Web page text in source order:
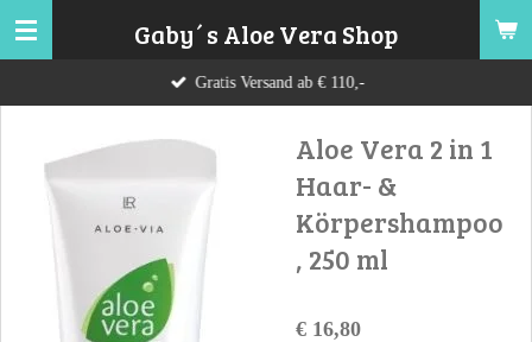
Zum
Gaby´s Aloe Vera Shop
Gratis Versand ab € 110,-
Aloe Vera 2 in 1
Haar- &
Körpershampoo
, 250 ml
€ 16,80